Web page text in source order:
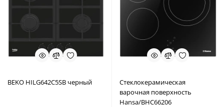
BEKO HILG642C5SB черный
Стеклокерамическая
варочная поверхность
Hansa/BHC66206